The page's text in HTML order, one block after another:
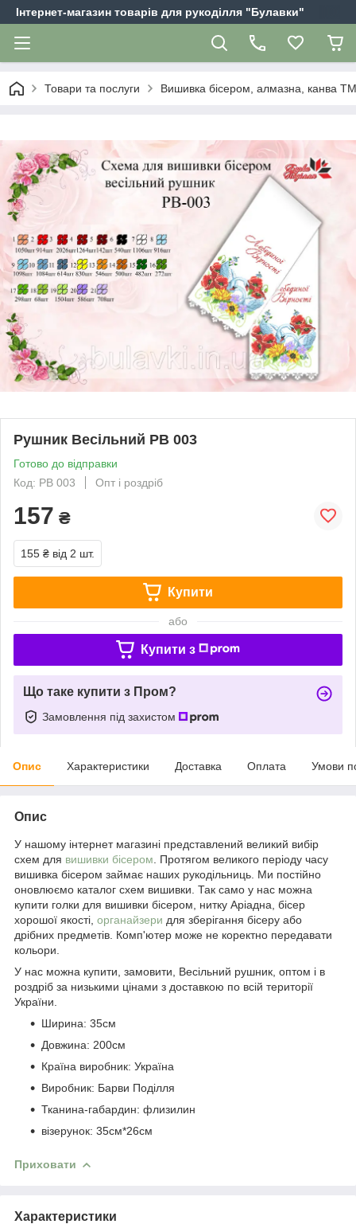
Інтернет-магазин товарів для рукоділля "Булавки"
Товари та послуги Вишивка бісером, алмазна, канва
Рушник Весільний РВ 003
Готово до відправки
Код: РВ 003
Опт і роздріб
157 ₴
155 ₴ від 2 шт.
Купити
або
Купити з
Що таке купити з Пром?
Замовлення під захистом
Опис Характеристики Доставка Оплата Умови
Опис
У нашому інтернет магазині представлений великий вибір
схем для вишивки бісером . Протягом великого періоду часу
вишивка бісером займає наших рукодільниць. Ми постійно
оновлюємо каталог схем вишивки. Так само у нас можна
купити голки для вишивки бісером, нитку Аріадна, бісер
хорошої якості, органайзери для зберігання бісеру або
дрібних предметів. Комп'ютер може не коректно передавати
кольори.
У нас можна купити, замовити, Весільний рушник, оптом і в
роздріб за низькими цінами з доставкою по всій території
України.
Ширина: 35см
Довжина: 200см
Країна виробник: Україна
Виробник: Барви Поділля
Тканина-габардин: флизилин
візерунок: 35см*26см
Приховати
Характеристики